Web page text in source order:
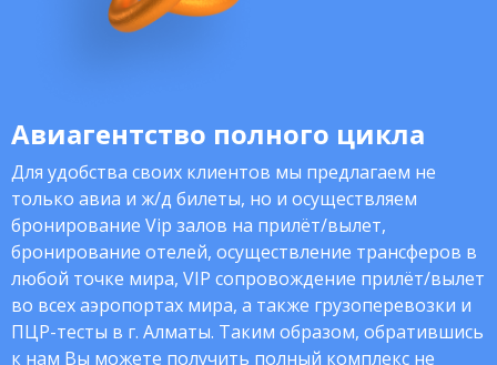
Авиагентство полного цикла
Для удобства своих клиентов мы предлагаем не
только авиа и ж/д билеты, но и осуществляем
бронирование Vip залов на прилёт/вылет,
бронирование отелей, осуществление трансферов в
любой точке мира, VIP сопровождение прилёт/вылет
во всех аэропортах мира, а также грузоперевозки и
ПЦР-тесты в г. Алматы. Таким образом, обратившись
к нам Вы можете получить полный комплекс не